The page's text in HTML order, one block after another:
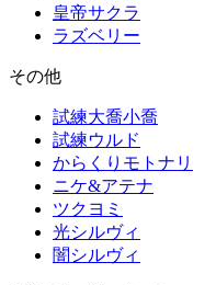
皇帝サクラ
ラズベリー
その他
試練大喬小喬
試練ウルド
からくりモトナリ
ニケ&アテナ
ツクヨミ
光シルヴィ
闇シルヴィ